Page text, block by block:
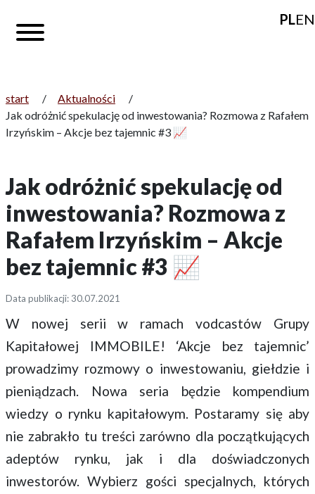
PLEN
start / Aktualności
/
Jak odróżnić spekulację od inwestowania? Rozmowa z Rafałem
Irzyńskim – Akcje bez tajemnic #3 📈
Jak odróżnić spekulację od
inwestowania? Rozmowa z
Rafałem Irzyńskim – Akcje
bez tajemnic #3 📈
Data publikacji: 30.07.2021
W nowej serii w ramach vodcastów Grupy
Kapitałowej IMMOBILE! ‘Akcje bez tajemnic’
prowadzimy rozmowy o inwestowaniu, giełdzie i
pieniądzach. Nowa seria będzie kompendium
wiedzy o rynku kapitałowym. Postaramy się aby
nie zabrakło tu treści zarówno dla początkujących
adeptów rynku, jak i dla doświadczonych
inwestorów. Wybierz gości specjalnych, których